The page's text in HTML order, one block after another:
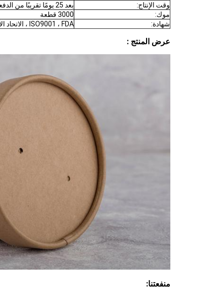
وقت الإنتاج:
بعد 25 يومًا تقريبًا من الدفعة المقدمة
موك:
3000 قطعة
شهادة:
ISO9001 ، FDA ، الاتحاد الأوروبي ، CE ، إلخ
عرض المنتج :
منفعتنا: